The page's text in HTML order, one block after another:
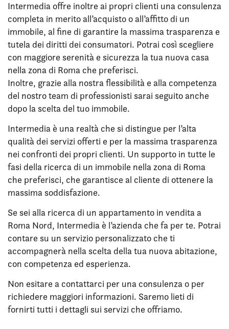
Intermedia offre inoltre ai propri clienti una consulenza
completa in merito all’acquisto o all’affitto di un
immobile, al fine di garantire la massima trasparenza e
tutela dei diritti dei consumatori. Potrai così scegliere
con maggiore serenità e sicurezza la tua nuova casa
nella zona di Roma che preferisci.
Inoltre, grazie alla nostra flessibilità e alla competenza
del nostro team di professionisti sarai seguito anche
dopo la scelta del tuo immobile.
Intermedia è una realtà che si distingue per l’alta
qualità dei servizi offerti e per la massima trasparenza
nei confronti dei propri clienti. Un supporto in tutte le
fasi della ricerca di un immobile nella zona di Roma
che preferisci, che garantisce al cliente di ottenere la
massima soddisfazione.
Se sei alla ricerca di un appartamento in vendita a
Roma Nord, Intermedia è l’azienda che fa per te. Potrai
contare su un servizio personalizzato che ti
accompagnerà nella scelta della tua nuova abitazione,
con competenza ed esperienza.
Non esitare a contattarci per una consulenza o per
richiedere maggiori informazioni. Saremo lieti di
fornirti tutti i dettagli sui servizi che offriamo.